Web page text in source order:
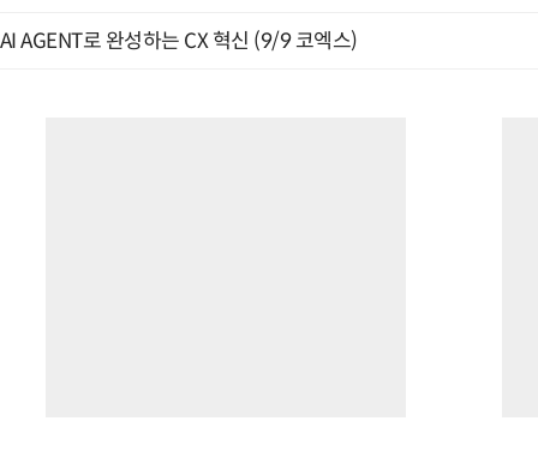
AI AGENT로 완성하는 CX 혁신 (9/9 코엑스)